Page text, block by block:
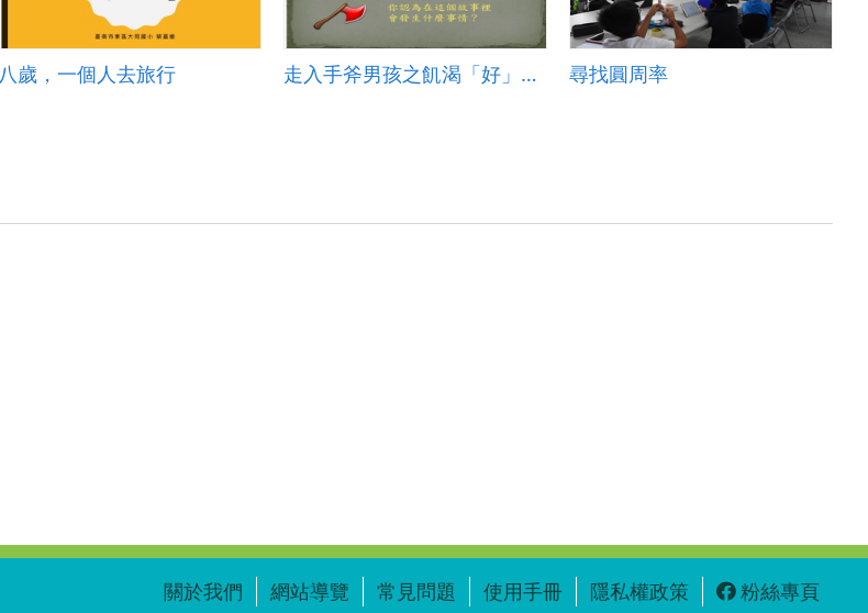
八歲，一個人去旅行 走入手斧男孩之飢渴「好」火伴 尋找圓周率
關於我們 網站導覽 常見問題 使用手冊 隱私權政策 粉絲專頁